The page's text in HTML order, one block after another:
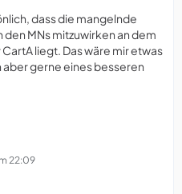
dass die mangelnde
MNs mitzuwirken an dem
liegt. Das wäre mir etwas
aber gerne eines besseren
22:09